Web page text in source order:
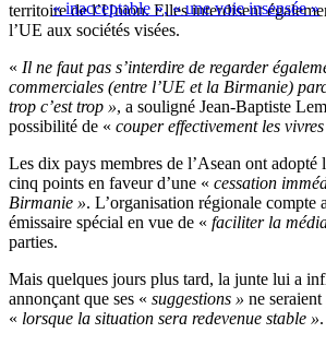
« inacceptable », « une voie insensée »
territoire de l’Union. Elles interdisent
l’UE aux sociétés visées.
« Il ne faut pas s’interdire de regarder
commerciales (entre l’UE et la Birmanie)
trop c’est trop », a souligné Jean-Baptiste
possibilité de « couper effectivement les
Les dix pays membres de l’Asean ont
cinq points en faveur d’une « cessation
Birmanie ». L’organisation régionale compte
émissaire spécial en vue de « faciliter la
parties.
Mais quelques jours plus tard, la junte lui a
annonçant que ses « suggestions » ne
« lorsque la situation sera redevenue stable ».